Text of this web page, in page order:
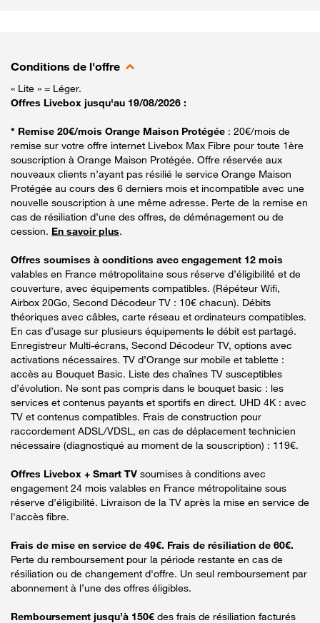
Conditions de l'offre
« Lite » = Léger.
Offres Livebox jusqu'au 19/08/2026 :
* Remise 20€/mois Orange Maison Protégée : 20€/mois de
remise sur votre offre internet Livebox Max Fibre pour toute 1ère
souscription à Orange Maison Protégée. Offre réservée aux
nouveaux clients n’ayant pas résilié le service Orange Maison
Protégée au cours des 6 derniers mois et incompatible avec une
nouvelle souscription à une même adresse. Perte de la remise en
cas de résiliation d’une des offres, de déménagement ou de
cession. En savoir plus.
Offres soumises à conditions avec engagement 12 mois
valables en France métropolitaine sous réserve d’éligibilité et de
couverture, avec équipements compatibles. (Répéteur Wifi,
Airbox 20Go, Second Décodeur TV : 10€ chacun). Débits
théoriques avec câbles, carte réseau et ordinateurs compatibles.
En cas d’usage sur plusieurs équipements le débit est partagé.
Enregistreur Multi-écrans, Second Décodeur TV, options avec
activations nécessaires. TV d’Orange sur mobile et tablette :
accès au Bouquet Basic. Liste des chaînes TV susceptibles
d’évolution. Ne sont pas compris dans le bouquet basic : les
services et contenus payants et sportifs en direct. UHD 4K : avec
TV et contenus compatibles. Frais de construction pour
raccordement ADSL/VDSL, en cas de déplacement technicien
nécessaire (diagnostiqué au moment de la souscription) : 119€.
Offres Livebox + Smart TV soumises à conditions avec
engagement 24 mois valables en France métropolitaine sous
réserve d’éligibilité. Livraison de la TV après la mise en service de
l'accès fibre.
Frais de mise en service de 49€. Frais de résiliation de 60€.
Perte du remboursement pour la période restante en cas de
résiliation ou de changement d'offre. Un seul remboursement par
abonnement à l’une des offres éligibles.
Remboursement jusqu’à 150€ des frais de résiliation facturés